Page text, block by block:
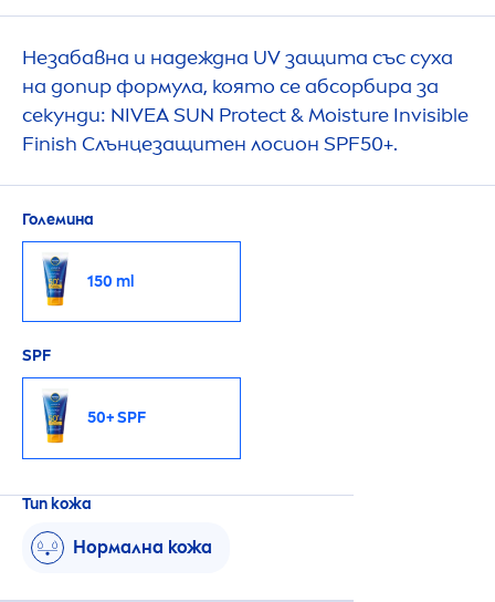
Незабавна и надеждна UV защита със суха
на допир формула, която се абсорбира за
секунди: NIVEASUN Protect& Moisture Invisible
Finish Слънцезащитен лосион SPF50+.
Големина
150 ml
SPF
50+ SPF
Тип кожа
Нормална кожа